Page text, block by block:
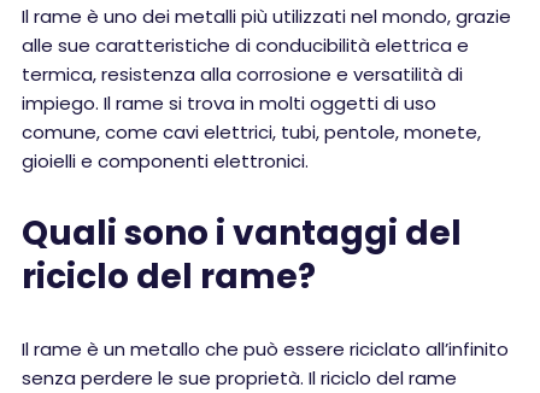
Il rame è uno dei metalli più utilizzati nel mondo, grazie
alle sue caratteristiche di conducibilità elettrica e
termica, resistenza alla corrosione e versatilità di
impiego. Il rame si trova in molti oggetti di uso
comune, come cavi elettrici, tubi, pentole, monete,
gioielli e componenti elettronici.
Quali sono i vantaggi del
riciclo del rame?
Il rame è un metallo che può essere riciclato all’infinito
senza perdere le sue proprietà. Il riciclo del rame